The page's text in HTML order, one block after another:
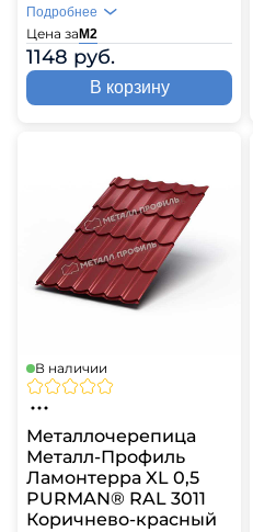
Цена за М2
1148 руб.
Подробнее
В корзину
В наличии
Металлочерепица
Металл-Профиль
Ламонтерра XL 0,5
PURMAN® RAL 3011
Коричнево-красный